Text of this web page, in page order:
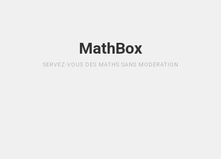
MathBox
SERVEZ-VOUS DES MATHS SANS MODÉRATION